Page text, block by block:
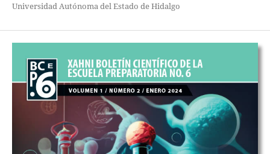
Universidad Autónoma del Estado de Hidalgo